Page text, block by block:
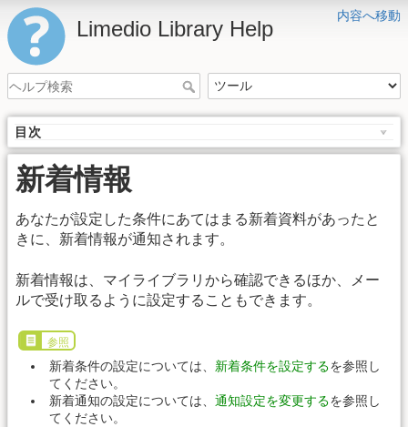
内容へ移動
Limedio Library Help
目次
新着情報
あなたが設定した条件にあてはまる新着資料があったと
きに、新着情報が通知されます。
新着情報は、マイライブラリから確認できるほか、メー
ルで受け取るように設定することもできます。
参照
新着条件の設定については、 新着条件を設定するを参照し
てください。
新着通知の設定については、 通知設定を変更するを参照し
てください。